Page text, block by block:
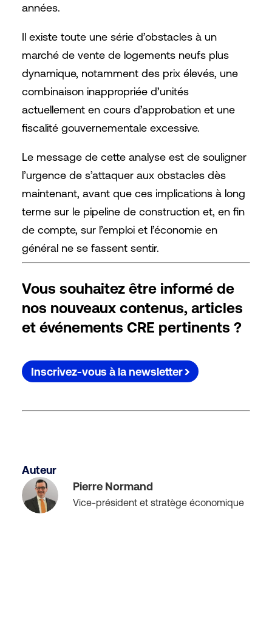
années.
Il existe toute une série d’obstacles à un
marché de vente de logements neufs plus
dynamique, notamment des prix élevés, une
combinaison inappropriée d’unités
actuellement en cours d’approbation et une
fiscalité gouvernementale excessive.
Le message de cette analyse est de souligner
l’urgence de s’attaquer aux obstacles dès
maintenant, avant que ces implications à long
terme sur le pipeline de construction et, en fin
de compte, sur l’emploi et l’économie en
général ne se fassent sentir.
Vous souhaitez être informé de
nos nouveaux contenus, articles
et événements CRE pertinents ?
Inscrivez-vous à la newsletter
Auteur
Pierre Normand
Vice-président et stratège économique